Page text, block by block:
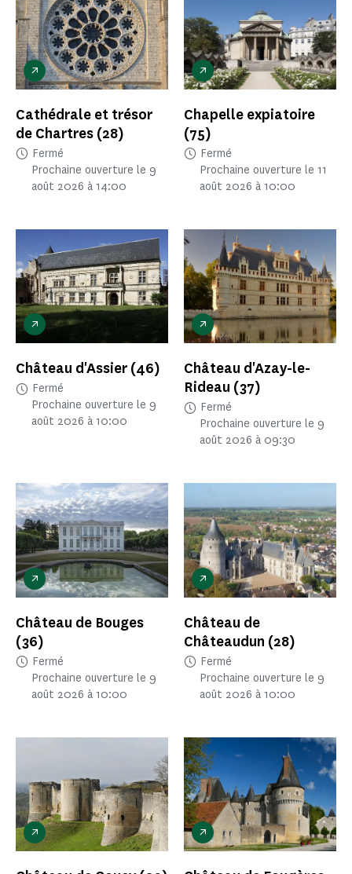
Cathédrale et trésor
de Chartres (28)
Fermé
Prochaine ouverture le 9
août 2026 à 14:00
Chapelle expiatoire
(75)
Fermé
Prochaine ouverture le 11
août 2026 à 10:00
Château d'Assier (46)
Fermé
Prochaine ouverture le 9
août 2026 à 10:00
Château d'Azay-le-
Rideau (37)
Fermé
Prochaine ouverture le 9
août 2026 à 09:30
Château de Bouges
(36)
Fermé
Prochaine ouverture le 9
août 2026 à 10:00
Château de
Châteaudun (28)
Fermé
Prochaine ouverture le 9
août 2026 à 10:00